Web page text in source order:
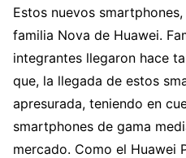
Estos nuevos
familia Nova de Huawei.
integrantes llegaron hace
que, la llegada de estos
apresurada, teniendo en
smartphones de gama
mercado. Como el Huawei